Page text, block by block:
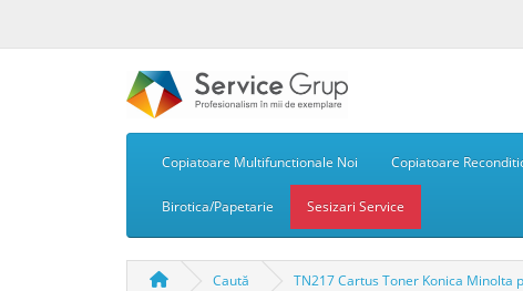
Copiatoare Multifunctionale Noi Copiatoare
Birotica/Papetarie Sesizari Service
Caută TN217 Cartus Toner Konica Minolta